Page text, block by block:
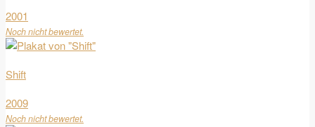
2001
Noch nicht bewertet.
Shift
2009
Noch nicht bewertet.